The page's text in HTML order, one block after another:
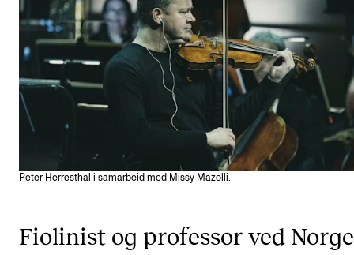
KONSERTER
Gjennomføre konserter og arrangementer
Plakat, program og markedsføring
Offentlige konserter
Interne konserter og arrangementer
Låne utstyr
PRAKTISK
Peter Herresthal i samarbeid med Missy Mazolli.
Fiolinist og professor ved